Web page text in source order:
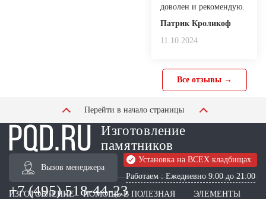
доволен и рекомендую.
Патрик Кроликоф
11.10.2024
Все отзывы →
Перейти в начало страницы
Изготовление
памятников
Вызов менеджера
Установка на ВСЕХ кладбищах
Работаем : Ежедневно 9:00 до 21:00
+7 (495) 518-44-23
ИЗГОТОВЛЕНИЕ
ПОМОЩЬ В ПОЛЕЗНАЯ
ЭЛЕМЕНТЫ